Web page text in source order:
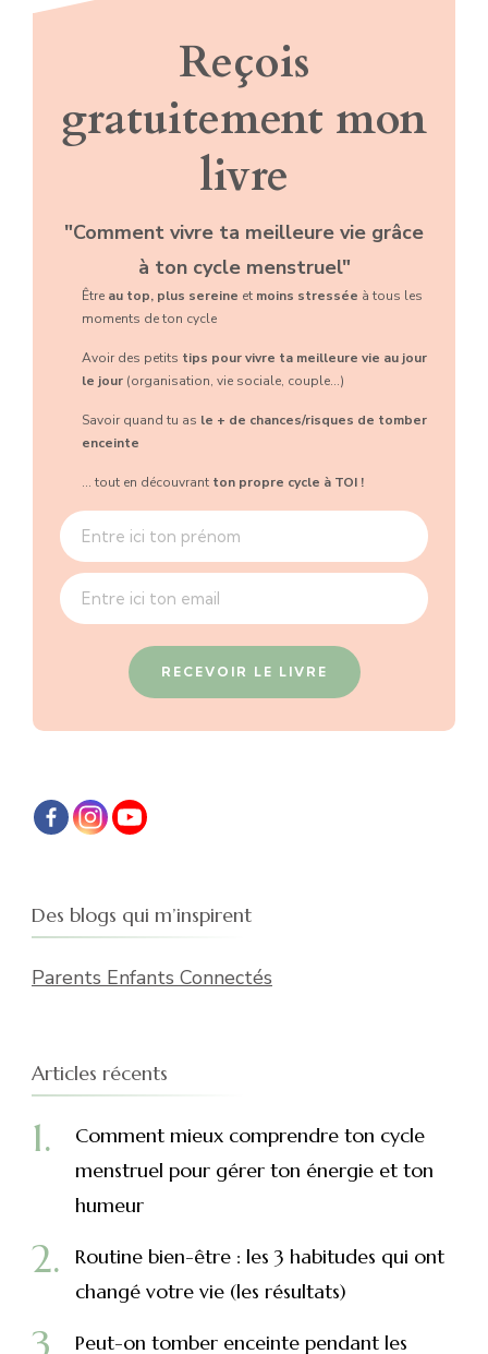
Reçois
gratuitement mon
livre
"Comment vivre ta meilleure vie grâce
à ton cycle menstruel"
Être au top, plus sereine et moins stressée à tous les
moments de ton cycle
Avoir des petits tips pour vivre ta meilleure vie au jour
le jour (organisation, vie sociale, couple...)
Savoir quand tu as le + de chances/risques de tomber
enceinte
... tout en découvrant ton propre cycle à TOI !
RECEVOIR LE LIVRE
Des blogs qui m’inspirent
Parents Enfants Connectés
Articles récents
Comment mieux comprendre ton cycle
menstruel pour gérer ton énergie et ton
humeur
Routine bien-être : les 3 habitudes qui ont
changé votre vie (les résultats)
Peut-on tomber enceinte pendant les